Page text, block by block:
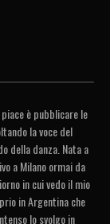
è pubblicare le
la voce del
della danza. Nata a
a Milano ormai da
in cui vedo il mio
in Argentina che
lo svolgo in